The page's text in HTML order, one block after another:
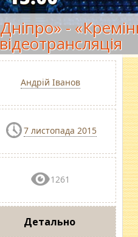
-
Андрій Іванов
7 листопада 2015
1261
Детально